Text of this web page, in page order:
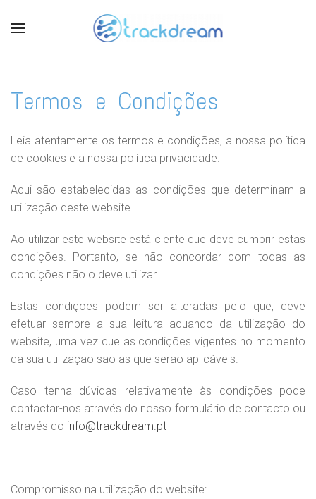
Termos e Condições
Leia atentamente os termos e condições, a nossa política
de cookies e a nossa política privacidade.
Aqui são estabelecidas as condições que determinam a
utilização deste website.
Ao utilizar este website está ciente que deve cumprir estas
condições. Portanto, se não concordar com todas as
condições não o deve utilizar.
Estas condições podem ser alteradas pelo que, deve
efetuar sempre a sua leitura aquando da utilização do
website, uma vez que as condições vigentes no momento
da sua utilização são as que serão aplicáveis.
Caso tenha dúvidas relativamente às condições pode
contactar-nos através do nosso formulário de contacto ou
através do info@trackdream.pt
Compromisso na utilização do website: